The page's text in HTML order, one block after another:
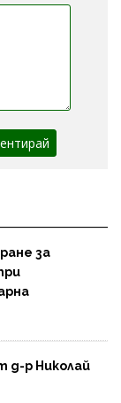
за
д-р Николай